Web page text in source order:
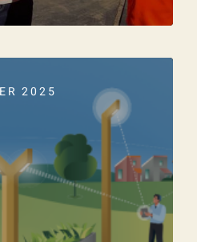
2025